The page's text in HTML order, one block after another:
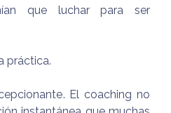
que luchar para ser
práctica.
El coaching no